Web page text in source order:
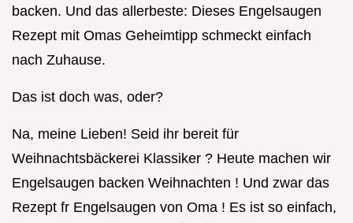
backen. Und das allerbeste: Dieses Engelsaugen
Rezept mit Omas Geheimtipp schmeckt einfach
nach Zuhause.
Das ist doch was, oder?
Na, meine Lieben! Seid ihr bereit für
Weihnachtsbäckerei Klassiker ? Heute machen wir
Engelsaugen backen Weihnachten ! Und zwar das
Rezept fr Engelsaugen von Oma ! Es ist so einfach,